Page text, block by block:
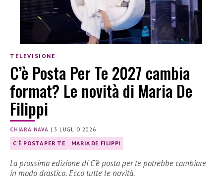
TELEVISIONE
C’è Posta Per Te 2027 cambia
format? Le novità di Maria De
Filippi
CHIARA NAVA |3 LUGLIO 2026
C'È POSTA PER TE MARIA DE FILIPPI
La prossima edizione di C’è posta per te potrebbe cambiare
in modo drastico. Ecco tutte le novità.